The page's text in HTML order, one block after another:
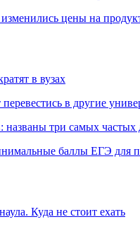
цены на
в вузах
в другие
три самых частых
баллы ЕГЭ для
Куда не стоит ехать